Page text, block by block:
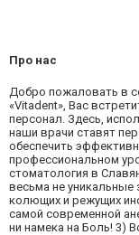
Про нас
Добро пожаловать в
«Vitadent», Вас
персонал. Здесь,
наши врачи ставят
обеспечить
профессиональном
стоматология в
весьма не уникальные
колющих и режущих
самой современной
ни намека на Боль! 3)